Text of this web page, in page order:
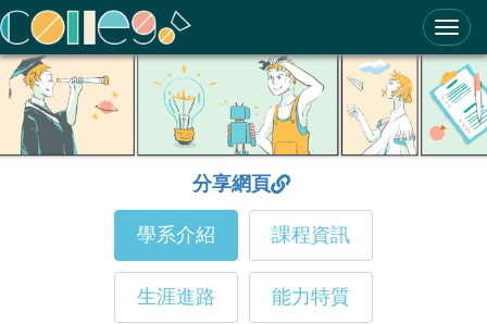
ColleGo! 大學選才與高中育才輔助系統
分享網頁
學系介紹 課程資訊
生涯進路 能力特質